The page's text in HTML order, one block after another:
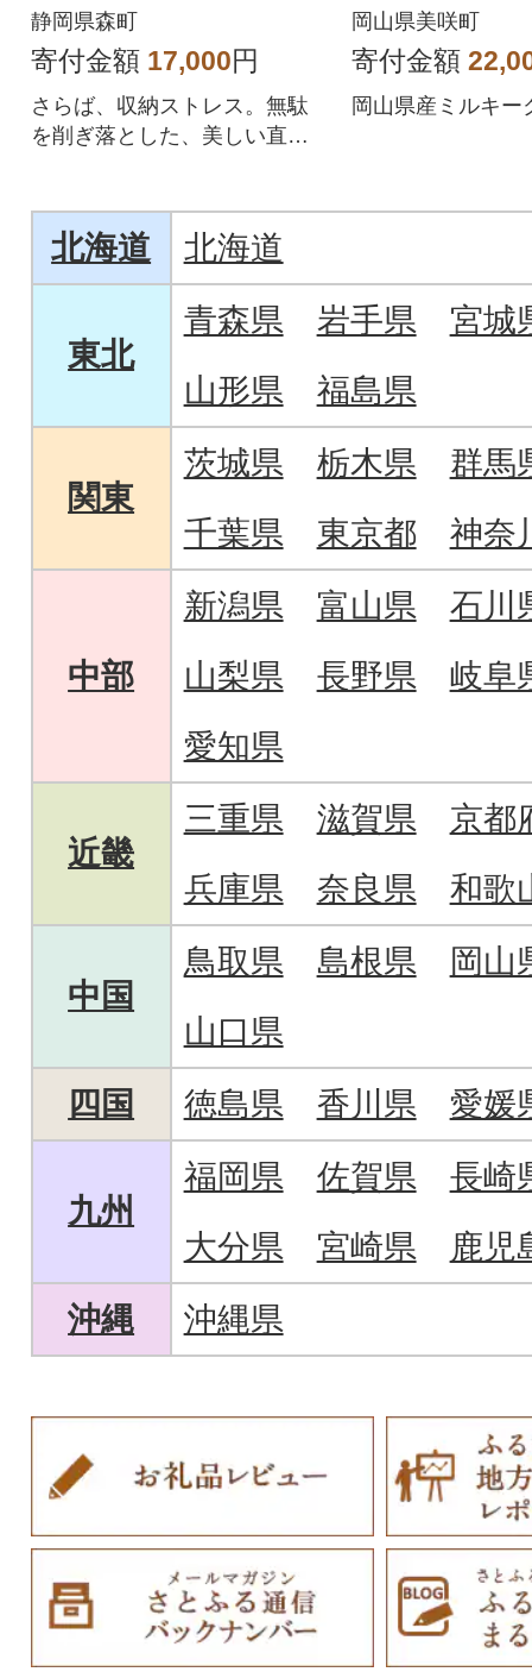
デイトナ【森町SF】
静岡県森町
寄付金額 17,000円
さらば、収納ストレス。無駄
を削ぎ落とした、美しい直線
岡山県美咲町
寄付金額
岡山県産ミルキー
北海道 北海道
東北
青森県 岩手県
宮城
山形県
福島県
関東
茨城県 栃木県
群馬
千葉県
東京都 神奈
中部
新潟県 富山県
石川
山梨県
長野県
岐阜
愛知県
近畿
三重県 滋賀県
京都
兵庫県
奈良県 和歌
中国
鳥取県 島根県
岡山
山口県
四国
徳島県 香川県 愛媛
九州
福岡県 佐賀県
長崎
大分県
宮崎県
鹿児
沖縄
沖縄県